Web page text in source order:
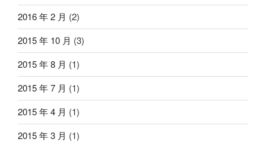
2016 年 2 月 (2)
2015 年 10 月 (3)
2015 年 8 月 (1)
2015 年 7 月 (1)
2015 年 4 月 (1)
2015 年 3 月 (1)